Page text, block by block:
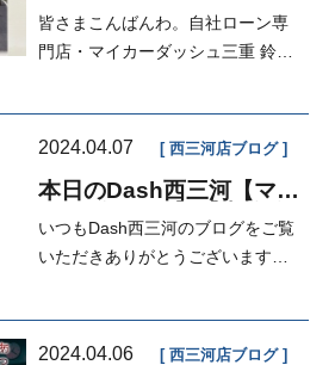
割、車検分割☆上手に計
画を立てれるかな？☆
皆さまこんばんわ。自社ローン専
門店・マイカーダッシュ三重 鈴鹿
2024.04.07 西三河店ブログ
本日のDash西三河【マイ
カーダッシュ】【車検分
割OK】【自社ローン】
いつもDash西三河のブログをご覧
いただきありがとうございます。
2024.04.06 西三河店ブログ